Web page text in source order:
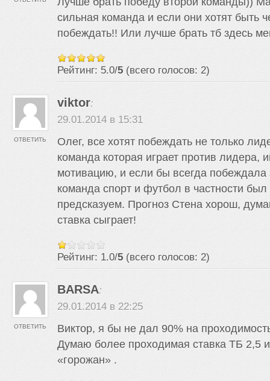
сильная команда и если они хотят быть
побеждать!! Или лучше брать тб здесь
Рейтинг: 5.0/5 (всего голосов: 2)
viktor:
29.01.2014 в 15:31
Олег, все хотят побеждать не только
команда которая играет против
мотивацию, и если бы всегда побеждала
команда спорт и футбол в частности
предсказуем. Прогноз Стена хорош,
ставка сыграет!
Рейтинг: 1.0/5 (всего голосов: 2)
ОТВЕТИТЬ
BARSA:
29.01.2014 в 22:25
Виктор, я бы не дал 90% на
Думаю более проходимая ставка ТБ 2,5
«горожан» .
ОТВЕТИТЬ